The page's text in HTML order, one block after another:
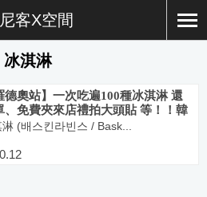
客X空間
冰淇淋
德奧站】一次吃遍100種冰淇淋 還
、免費夾來店禮拍大頭貼 等！！韓
旗艦概念門市 BROWN清潭
(배스킨라빈스 / Bask...